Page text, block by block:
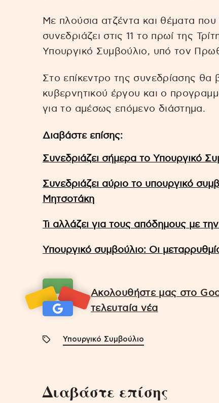
Με πλούσια ατζέντα και θέματα
συνεδριάζει στις 11 το πρωί της
Υπουργικό Συμβούλιο, υπό τον
Στο επίκεντρο της συνεδρίασης
κυβερνητικού έργου και ο
για το αμέσως επόμενο διάστημα.
Διαβάστε επίσης:
Συνεδριάζει σήμερα το Υπουργικό
Συνεδριάζει αύριο το υπουργικό
Μητσοτάκη
Τι αλλάζει για τους απόδημους με
Υπουργικό συμβούλιο: Οι
Ακολουθήστε μας στο
τελευταία νέα
Υπουργικό Συμβούλιο
Διαβάστε επίσης